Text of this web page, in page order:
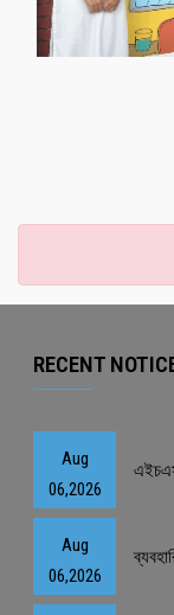
RECENT
Aug
06,2026
Aug
06,2026